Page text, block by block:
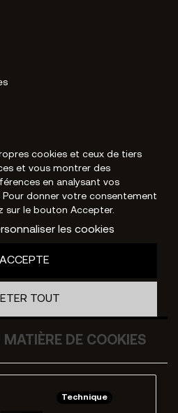
cookies et ceux de tiers
et vous montrer des
en analysant vos
donner votre consentement
sur le bouton Accepter.
les cookies
TOUT
MATIÈRE DE COOKIES
Technique